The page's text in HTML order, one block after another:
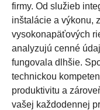
firmy. Od služieb
inštalácie a výkonu,
vysokonapäťových
analyzujú cenné
fungovala dlhšie.
technickou
produktivitu a
vašej každodennej